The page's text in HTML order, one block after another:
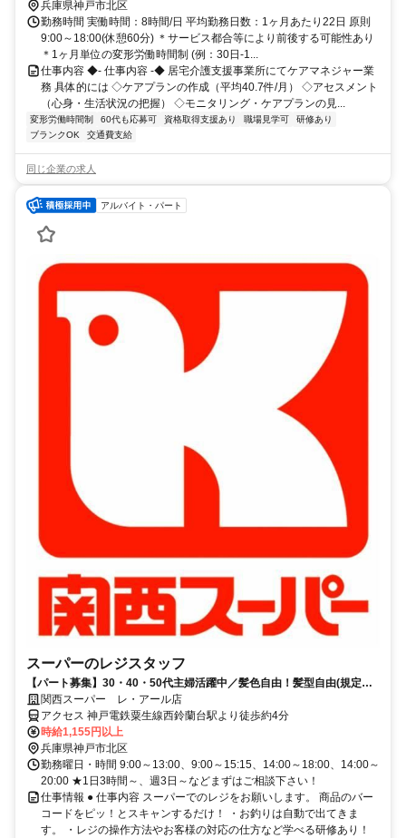
戸電鉄粟生線/神戸高速鉄道南北線 鈴蘭台西口徒歩約14分 神戸電鉄各
線「鈴蘭台」駅から徒歩約3分
兵庫県神戸市北区
勤務時間 実働時間：8時間/日 平均勤務日数：1ヶ月あたり22日 原則
9:00～18:00(休憩60分) ＊サービス都合等により前後する可能性あり
＊1ヶ月単位の変形労働時間制 (例：30日-1...
仕事内容 ◆- 仕事内容 -◆ 居宅介護支援事業所にてケアマネジャー業
務 具体的には ◇ケアプランの作成（平均40.7件/月） ◇アセスメント
（心身・生活状況の把握） ◇モニタリング・ケアプランの見...
変形労働時間制 60代も応募可 資格取得支援あり 職場見学可
研修あり
ブランクOK
交通費支給
同じ企業の求人
アルバイト・パート
スーパーのレジスタッフ
【パート募集】30・40・50代主婦活躍中／髪色自由！髪型自由(規定
有)、嬉しいお買い物特典あり♪
関西スーパー レ・アール店
アクセス 神戸電鉄粟生線西鈴蘭台駅より徒歩約4分
時給1,155円以上
兵庫県神戸市北区
勤務曜日・時間 9:00～13:00、9:00～15:15、14:00～18:00、14:00～
20:00 ★1日3時間～、週3日～などまずはご相談下さい！
仕事情報 ● 仕事内容 スーパーでのレジをお願いします。 商品のバー
コードをピッ！とスキャンするだけ！ ・お釣りは自動で出てきま
す。 ・レジの操作方法やお客様の対応の仕方など学べる研修あり！